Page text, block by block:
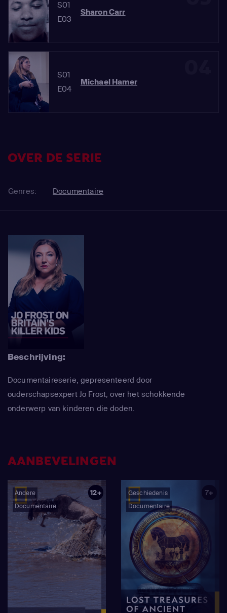
S01
E03
Sharon Carr
S01
E04
Michael Hamer
OVER DE SERIE
Genres: Documentaire
Beschrijving:
Documentaireserie, gepresenteerd door
ouderschapsexpert Jo Frost, over het schokkende
onderwerp van kinderen die doden.
AANBEVELINGEN
Andere
Documentaire
12+
Geschiedenis
Documentaire
7+